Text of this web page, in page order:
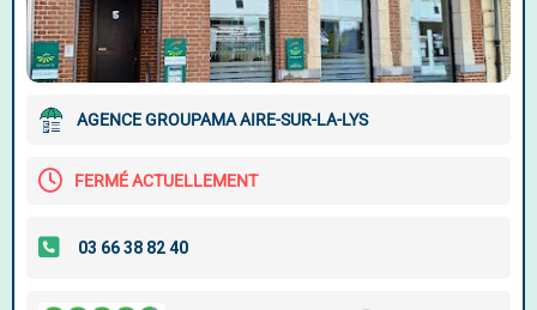
AGENCE GROUPAMA AIRE-SUR-LA-LYS
FERMÉ ACTUELLEMENT